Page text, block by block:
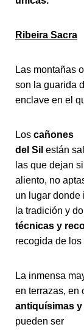
Ribeira Sacra
Las montañas
son la guarida
enclave en el
Los cañones
del Sil están
las que dejan
aliento, no
un lugar donde
la tradición y
técnicas y
recogida de los
La inmensa
en terrazas, en
antiquísimas
pueden ser